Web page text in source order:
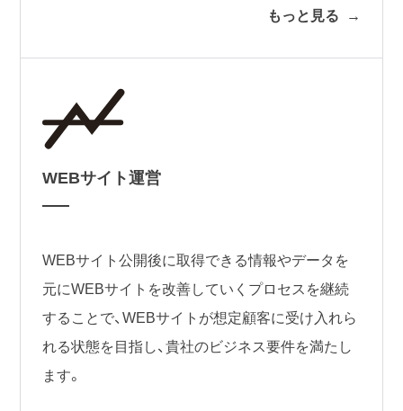
もっと見る
WEBサイト運営
WEBサイト公開後に取得できる情報やデータを
元にWEBサイトを改善していくプロセスを継続
することで、WEBサイトが想定顧客に受け入れら
れる状態を目指し、貴社のビジネス要件を満たし
ます。